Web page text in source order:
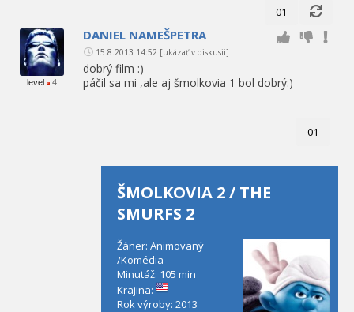
01
level 4
DANIEL NAMEŠPETRA
15.8.2013 14:52 [ukázať v diskusii]
dobrý film :)
páčil sa mi ,ale aj šmolkovia 1 bol dobrý:)
01
ŠMOLKOVIA 2 / THE
SMURFS 2
Žáner: Animovaný
/Komédia
Minutáž: 105 min
Krajina:
Rok výroby: 2013